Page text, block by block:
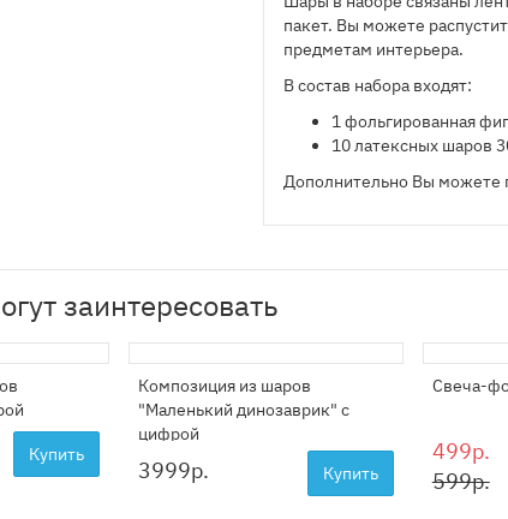
пакет. Вы можете
предметам интерьера.
В состав набора входят:
1 фольгированная
10 латексных шаров
Дополнительно Вы можете
заинтересовать
Купить
Композиция из шаров
"Маленький динозаврик" с
цифрой
3999р. Купить
Свеча-
499р.
599р.